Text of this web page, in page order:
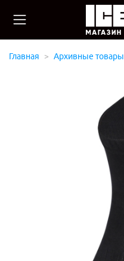
Главная Архивные товары